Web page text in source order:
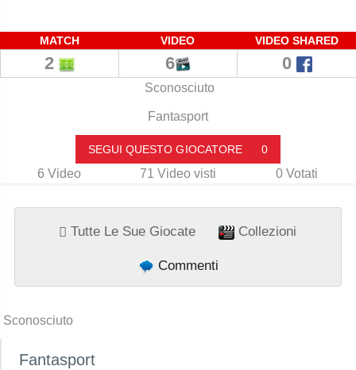
MATCH VIDEO VIDEO SHARED
2 6 0
Sconosciuto
Fantasport
SEGUI QUESTO GIOCATORE 0
6 Video 71 Video visti 0 Votati
Tutte Le Sue Giocate Collezioni
Commenti
Sconosciuto
Fantasport